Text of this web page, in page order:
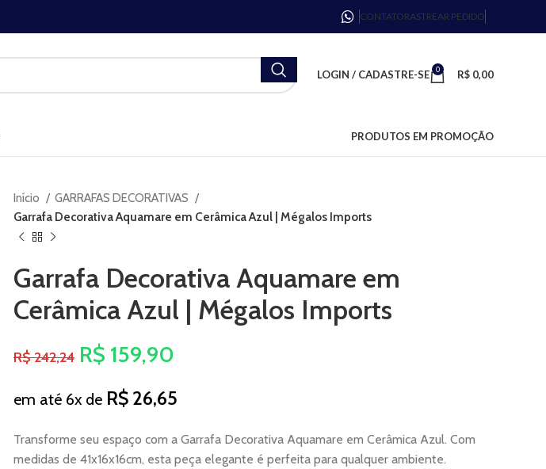
CONTATORASTREAR PEDIDO
LOGIN / CADASTRE-SE 0 R$ 0,00
PRODUTOS EM PROMOÇÃO
Início
GARRAFAS DECORATIVAS
Garrafa Decorativa Aquamare em Cerâmica Azul | Mégalos Imports
Garrafa Decorativa Aquamare em
Cerâmica Azul | Mégalos Imports
R$242,24 R$ 159,90
em até 6x de R$ 26,65
Transforme seu espaço com a Garrafa Decorativa Aquamare em Cerâmica Azul. Com
medidas de 41x16x16cm, esta peça elegante é perfeita para qualquer ambiente.